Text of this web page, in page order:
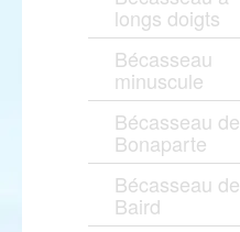
longs doigts
Bécasseau
minuscule
Bécasseau de
Bonaparte
Bécasseau de
Baird